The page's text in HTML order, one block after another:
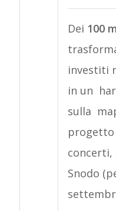
Dei 100
investiti
in un
sulla
progetto
concerti,
Snodo